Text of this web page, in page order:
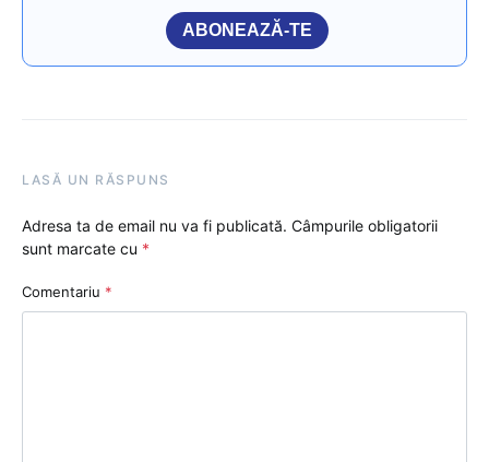
ABONEAZĂ-TE
LASĂ UN RĂSPUNS
Adresa ta de email nu va fi publicată. Câmpurile obligatorii
sunt marcate cu *
Comentariu *